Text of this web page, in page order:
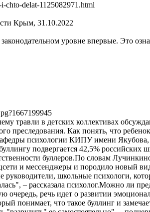
chto-delat-1125082971.html
Крым, 31.10.2022
уровне впервые. Это
в детских коллективах
преследования. Как понять, что
психологии КИПУ имени
подвергается 42,5% российских
буллеров.По словам
и мессенджеры и породило новый
школьные психологи,
– рассказала психолог.Можно ли
очередь, речь идет о развитии
понимает, что такое буллинг и